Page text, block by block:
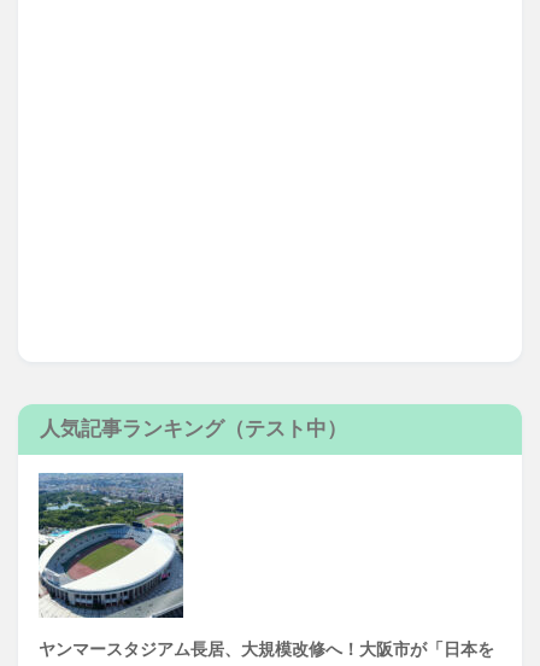
人気記事ランキング（テスト中）
ヤンマースタジアム長居、大規模改修へ！大阪市が「日本を